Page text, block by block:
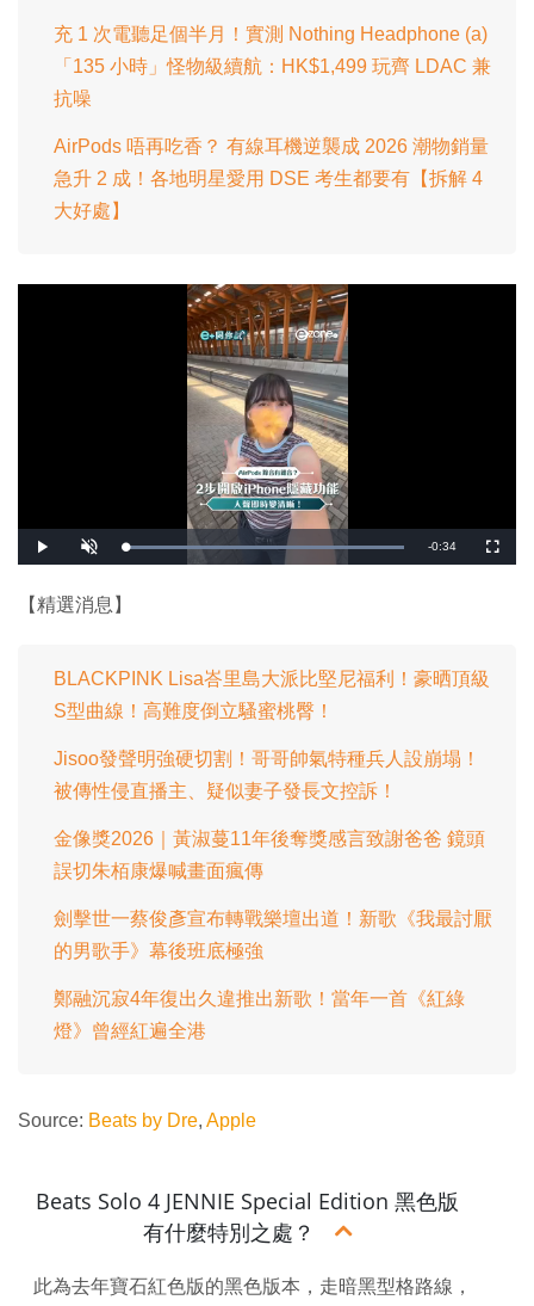
充 1 次電聽足個半月！實測 Nothing Headphone (a)
「135 小時」怪物級續航：HK$1,499 玩齊 LDAC 兼
抗噪
AirPods 唔再吃香？ 有線耳機逆襲成 2026 潮物銷量
急升 2 成！各地明星愛用 DSE 考生都要有【拆解 4
大好處】
播
放
開
啟
載
入
0
%
剩
-0:34
全
螢
【精選消息】
BLACKPINK Lisa峇里島大派比堅尼福利！豪晒頂級
S型曲線！高難度倒立騷蜜桃臀！
Jisoo發聲明強硬切割！哥哥帥氣特種兵人設崩塌！
被傳性侵直播主、疑似妻子發長文控訴！
金像獎2026｜黃淑蔓11年後奪獎感言致謝爸爸 鏡頭
誤切朱栢康爆喊畫面瘋傳
劍擊世一蔡俊彥宣布轉戰樂壇出道！新歌《我最討厭
的男歌手》幕後班底極強
鄭融沉寂4年復出久違推出新歌！當年一首《紅綠
燈》曾經紅遍全港
Source: Beats by Dre, Apple
Beats Solo 4 JENNIE Special Edition 黑色版
有什麼特別之處？
此為去年寶石紅色版的黑色版本，走暗黑型格路線，